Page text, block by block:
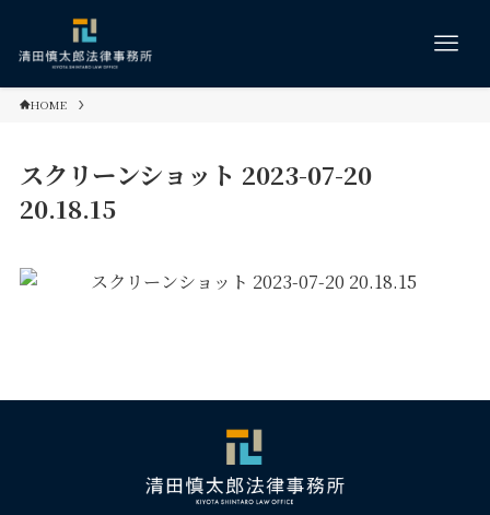
HOME
スクリーンショット 2023-07-20
20.18.15